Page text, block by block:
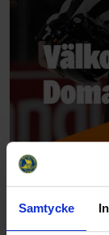
Samtycke